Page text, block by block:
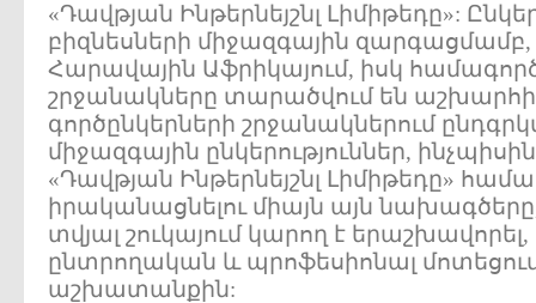
«Դավթյան Ինթերնեյշնլ Լիմիթեդը»:
բիզնեսների միջազգային զարգացմամբ,
Հարավային Աֆրիկայում, իսկ
շրջանակները տարածվում են աշխարհի
գործընկերների շրջանակներում
միջազգային ընկերություններ,
«Դավթյան Ինթերնեյշնլ Լիմիթեդը»
իրականացնելու միայն այն նախագծերը,
տվյալ շուկայում կարող է երաշխավորել,
ընտրողական և պրոֆեսիոնալ մոտեցում
աշխատանքին: